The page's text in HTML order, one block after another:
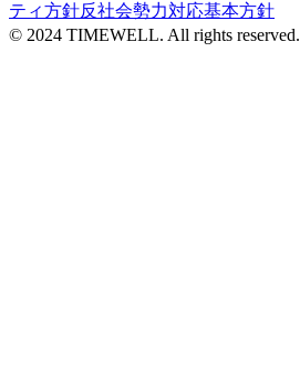
ティ方針反社会勢力対応基本方針
© 2024 TIMEWELL. All rights reserved.